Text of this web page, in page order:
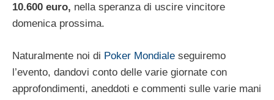
10.600 euro, nella speranza di uscire vincitore
domenica prossima.
Naturalmente noi di Poker Mondiale seguiremo
l’evento, dandovi conto delle varie giornate con
approfondimenti, aneddoti e commenti sulle varie mani